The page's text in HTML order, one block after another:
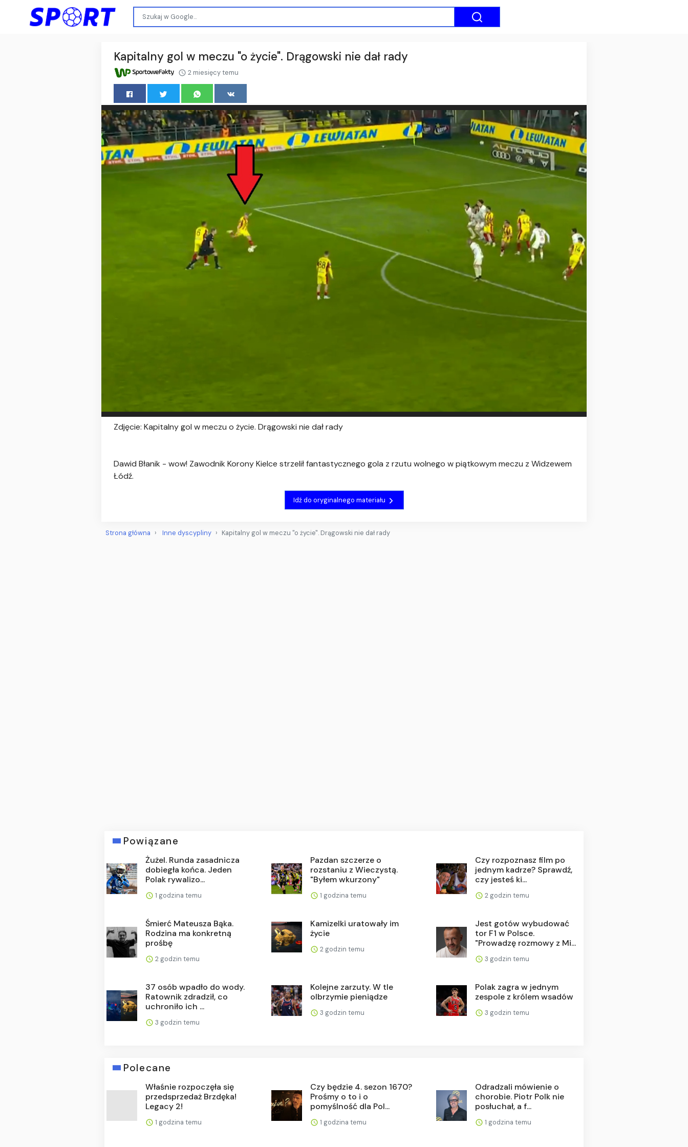
Kapitalny gol w meczu "o życie". Drągowski nie dał rady
2 miesięcy temu
Zdjęcie: Kapitalny gol w meczu o życie. Drągowski nie dał rady
Dawid Błanik - wow! Zawodnik Korony Kielce strzelił fantastycznego gola z rzutu wolnego w piątkowym meczu z Widzewem
Łódź.
Idź do oryginalnego materiału
Strona główna Inne dyscypliny Kapitalny gol w meczu "o życie". Drągowski nie dał rady
Powiązane
Żużel. Runda zasadnicza
dobiegła końca. Jeden
Polak rywalizo...
1 godzina temu
Pazdan szczerze o
rozstaniu z Wieczystą.
"Byłem wkurzony"
1 godzina temu
Czy rozpoznasz film po
jednym kadrze? Sprawdź,
czy jesteś ki...
2 godzin temu
Śmierć Mateusza Bąka.
Rodzina ma konkretną
prośbę
2 godzin temu
Kamizelki uratowały im
życie
2 godzin temu
Jest gotów wybudować
tor F1 w Polsce.
"Prowadzę rozmowy z Mi...
3 godzin temu
37 osób wpadło do wody.
Ratownik zdradził, co
uchroniło ich ...
3 godzin temu
Kolejne zarzuty. W tle
olbrzymie pieniądze
3 godzin temu
Polak zagra w jednym
zespole z królem wsadów
3 godzin temu
Polecane
Właśnie rozpoczęła się
przedsprzedaż Brzdęka!
Legacy 2!
1 godzina temu
Czy będzie 4. sezon 1670?
Prośmy o to i o
pomyślność dla Pol...
1 godzina temu
Odradzali mówienie o
chorobie. Piotr Polk nie
posłuchał, a f...
1 godzina temu